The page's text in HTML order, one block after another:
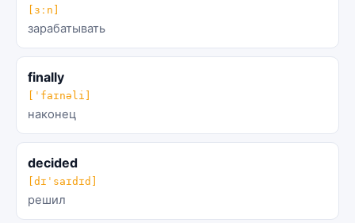
[ɜːn]
зарабатывать
finally
[ˈfaɪnəli]
наконец
decided
[dɪˈsaɪdɪd]
решил